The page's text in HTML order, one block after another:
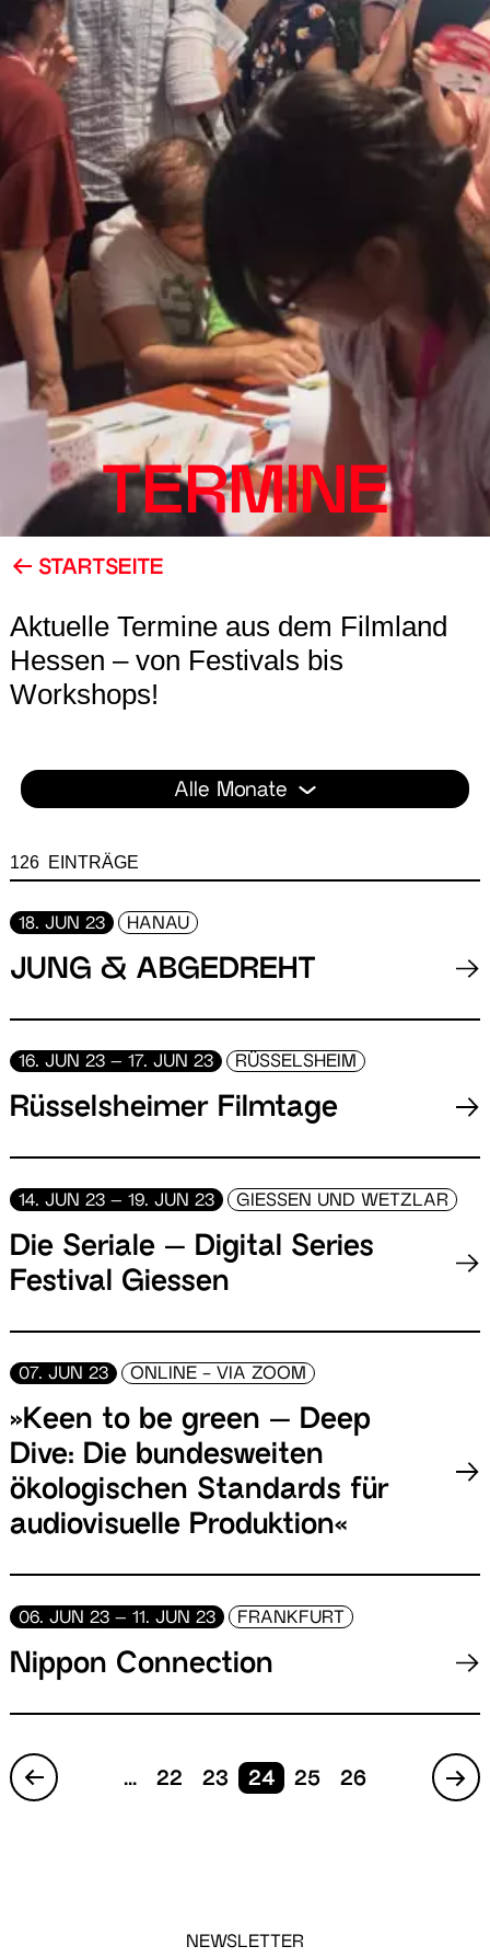
TERMINE
STARTSEITE
Aktuelle Termine aus dem Filmland
Hessen – von Festivals bis
Workshops!
Alle Monate
126 EINTRÄGE
18. JUN 23 HANAU
JUNG & ABGEDREHT
16. JUN 23 – 17. JUN 23 RÜSSELSHEIM
Rüsselsheimer Filmtage
14. JUN 23 – 19. JUN 23 GIESSEN UND WETZLAR
Die Seriale – Digital Series
Festival Giessen
07. JUN 23 ONLINE - VIA ZOOM
»Keen to be green – Deep
Dive: Die bundesweiten
ökologischen Standards für
audiovisuelle Produktion«
06. JUN 23 – 11. JUN 23 FRANKFURT
Nippon Connection
... 22 23 24 25 26
NEWSLETTER